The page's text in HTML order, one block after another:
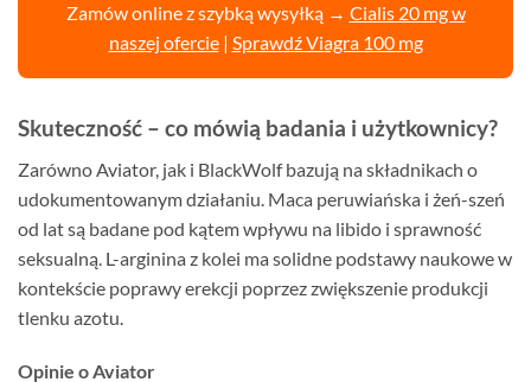
Zamów online z szybką wysyłką → Cialis 20 mg w
naszej ofercie| Sprawdź Viagra 100 mg
Skuteczność – co mówią badania i użytkownicy?
Zarówno Aviator, jak i BlackWolf bazują na składnikach o
udokumentowanym działaniu. Maca peruwiańska i żeń-szeń
od lat są badane pod kątem wpływu na libido i sprawność
seksualną. L-arginina z kolei ma solidne podstawy naukowe w
kontekście poprawy erekcji poprzez zwiększenie produkcji
tlenku azotu.
Opinie o Aviator